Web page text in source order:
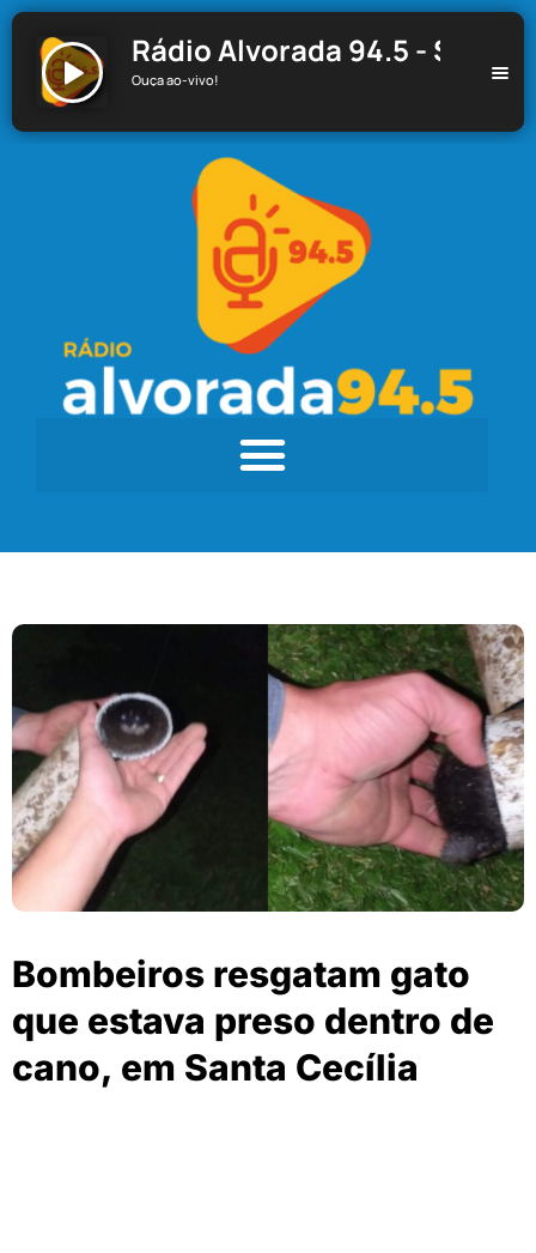
Rádio Alvorada 94.5 - Santa
Ouça ao-vivo!
Bombeiros resgatam gato
que estava preso dentro de
cano, em Santa Cecília